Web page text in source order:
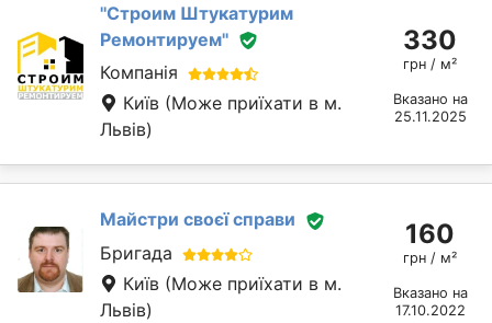
''Строим Штукатурим
Ремонтируем''
Компанія
Київ (Може приїхати в м.
Львів)
330
грн / м²
Вказано на
25.11.2025
Майстри своєї справи
Бригада
Київ (Може приїхати в м.
Львів)
160
грн / м²
Вказано на
17.10.2022